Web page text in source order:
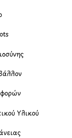
Υλικού